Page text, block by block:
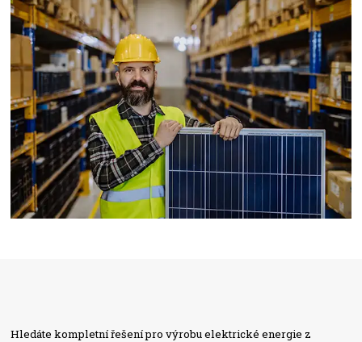
Hledáte kompletní řešení pro výrobu elektrické energie z